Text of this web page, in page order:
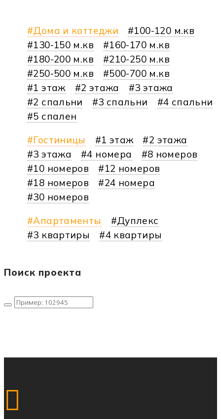
Дома и коттеджи
100-120 м.кв
130-150 м.кв
160-170 м.кв
180-200 м.кв
210-250 м.кв
250-500 м.кв
500-700 м.кв
1 этаж
2 этажа
3 этажа
2 спальни
3 спальни
4 спальни
5 спален
Гостиницы
1 этаж
2 этажа
3 этажа
4 номера
8 номеров
10 номеров
12 номеров
18 номеров
24 номера
30 номеров
Апартаменты
Дуплекс
3 квартиры
4 квартиры
Поиск проекта